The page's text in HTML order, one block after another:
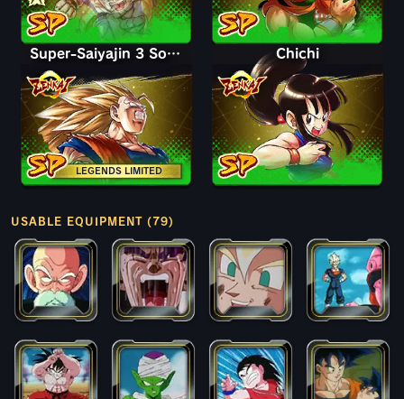
LEGENDS LIMITED
Super-Saiyajin 3 Son-Goku Chichi
USABLE EQUIPMENT (79)